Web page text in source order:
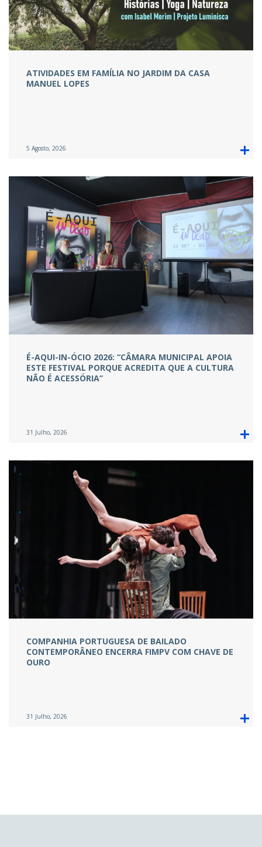
ATIVIDADES EM FAMÍLIA NO JARDIM DA CASA
MANUEL LOPES
5 Agosto, 2026
É-AQUI-IN-ÓCIO 2026: “CÂMARA MUNICIPAL APOIA
ESTE FESTIVAL PORQUE ACREDITA QUE A CULTURA
NÃO É ACESSÓRIA”
31 Julho, 2026
COMPANHIA PORTUGUESA DE BAILADO
CONTEMPORÂNEO ENCERRA FIMPV COM CHAVE DE
OURO
31 Julho, 2026